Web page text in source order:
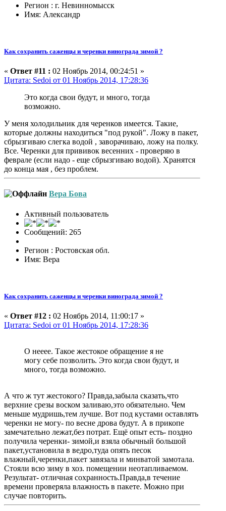
Регион : г. Невинномысск
Имя: Александр
Как сохранить саженцы и черенки винограда зимой ?
« Ответ #11 : 02 Ноябрь 2014, 00:24:51 »
Цитата: Sedoi от 01 Ноябрь 2014, 17:28:36
Это когда свои будут, и много, тогда
возможно.
У меня холодильник для черенков имеется. Такие,
которые должны находиться "под рукой". Ложу в пакет,
сбрызгиваю слегка водой , заворачиваю, ложу на полку.
Все. Черенки для прививок весенних - проверяю в
феврале (если надо - еще сбрызгиваю водой). Хранятся
до конца мая , без проблем.
Вера Бова
Активный пользователь
Сообщений: 265
Регион : Ростовская обл.
Имя: Вера
Как сохранить саженцы и черенки винограда зимой ?
« Ответ #12 : 02 Ноябрь 2014, 11:00:17 »
Цитата: Sedoi от 01 Ноябрь 2014, 17:28:36
О нееее. Такое жестокое обращение я не
могу себе позволить. Это когда свои будут, и
много, тогда возможно.
А что ж тут жестокого? Правда,забыла сказать,что
верхние срезы воском заливаю,это обязательно. Чем
меньше мудришь,тем лучше. Вот под кустами оставлять
черенки не могу- по весне дрова будут. А в прикопе
замечательно лежат,без потрат. Ещё опыт есть- поздно
получила черенки- зимой,и взяла обычный большой
пакет,установила в ведро,туда опять песок
влажный,черенки,пакет завязала и минватой замотала.
Стояли всю зиму в хоз. помещении неотапливаемом.
Результат- отличная сохранность.Правда,в течение
времени проверяла влажность в пакете. Можно при
случае повторить.